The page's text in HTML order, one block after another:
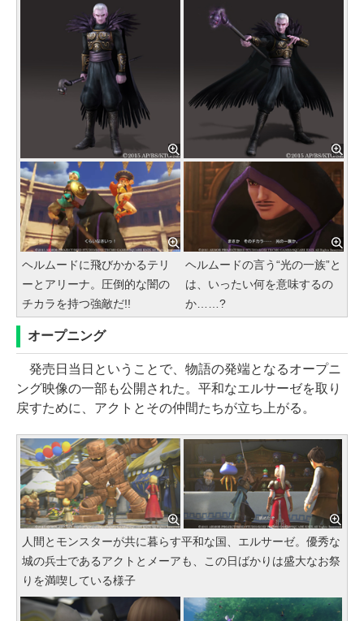
ヘルムードに飛びかかるテリ
ーとアリーナ。圧倒的な闇の
チカラを持つ強敵だ!!
ヘルムードの言う“光の一族”と
は、いったい何を意味するの
か……?
オープニング
発売日当日ということで、物語の発端となるオープニ
ング映像の一部も公開された。平和なエルサーゼを取り
戻すために、アクトとその仲間たちが立ち上がる。
人間とモンスターが共に暮らす平和な国、エルサーゼ。優秀な
城の兵士であるアクトとメーアも、この日ばかりは盛大なお祭
りを満喫している様子